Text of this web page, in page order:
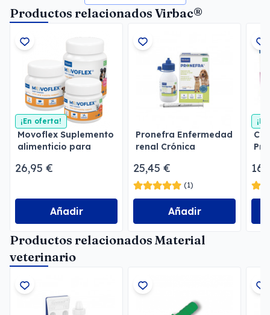
Productos relacionados Virbac®
¡En oferta!
Movoflex Suplemento
alimenticio para
26,95 €
Añadir
Pronefra Enfermedad
renal Crónica
25,45 €
(1)
Añadir
Productos relacionados Material
veterinario